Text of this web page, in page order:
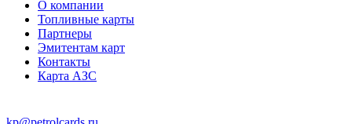
О компании
Топливные карты
Партнеры
Эмитентам карт
Контакты
Карта АЗС